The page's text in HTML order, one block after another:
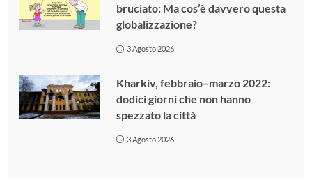
bruciato: Ma cos’è davvero questa
globalizzazione?
3 Agosto 2026
Kharkiv, febbraio–marzo 2022:
dodici giorni che non hanno
spezzato la città
3 Agosto 2026